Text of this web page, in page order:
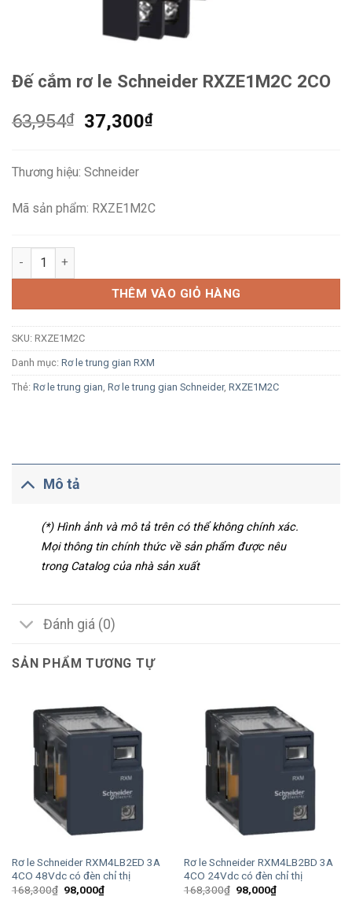
Đế cắm rơ le Schneider RXZE1M2C 2CO
63,954₫
Giá
63,954₫.
37,300₫Giá
Thương hiệu: Schneider
Mã sản phẩm: RXZE1M2C
Đế cắm rơ le Schneider RXZE1M2C 2CO số lượng
THÊM VÀO GIỎ HÀNG
SKU: RXZE1M2C
Danh mục: Rơ le trung gian RXM
Thẻ: Rơ le trung gian Rơ le trung gian Schneider, RXZE1M2C
Mô tả
(*) Hình ảnh và mô tả trên có thể không chính xác.
Mọi thông tin chính thức về sản phẩm được nêu
trong Catalog của nhà sản xuất
Đánh giá (0)
SẢN PHẨM TƯƠNG TỰ
Rơ le Schneider RXM4LB2ED 3A
4CO 48Vdc có đèn chỉ thị
168,300₫ Giá
gốc
98,000₫Giá
hiện
Rơ le Schneider RXM4LB2BD 3A
4CO 24Vdc có đèn chỉ thị
168,300₫ Giá
gốc
98,000₫Giá
hiện